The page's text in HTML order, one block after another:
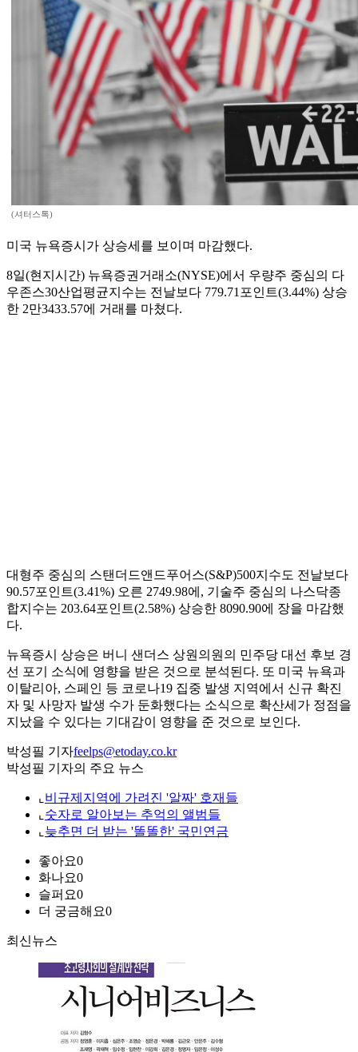
(셔터스톡)
미국 뉴욕증시가 상승세를 보이며 마감했다.
8일(현지시간) 뉴욕증권거래소(NYSE)에서 우량주 중심의 다
우존스30산업평균지수는 전날보다 779.71포인트(3.44%) 상승
한 2만3433.57에 거래를 마쳤다.
대형주 중심의 스탠더드앤드푸어스(S&P)500지수도 전날보다
90.57포인트(3.41%) 오른 2749.98에, 기술주 중심의 나스닥종
합지수는 203.64포인트(2.58%) 상승한 8090.90에 장을 마감했
다.
뉴욕증시 상승은 버니 샌더스 상원의원의 민주당 대선 후보 경
선 포기 소식에 영향을 받은 것으로 분석된다. 또 미국 뉴욕과
이탈리아, 스페인 등 코로나19 집중 발생 지역에서 신규 확진
자 및 사망자 발생 수가 둔화했다는 소식으로 확산세가 정점을
지났을 수 있다는 기대감이 영향을 준 것으로 보인다.
박성필 기자feelps@etoday.co.kr
박성필 기자의 주요 뉴스
⌞ 비규제지역에 가려진 '알짜' 호재들
⌞ 숫자로 알아보는 추억의 앨범들
⌞ 늦추면 더 받는 '똘똘한' 국민연금
좋아요0
화나요0
슬퍼요0
더 궁금해요0
최신뉴스